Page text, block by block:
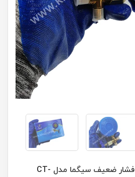
منیفولد سرویس تکی فشار ضعیف سیگما مدل CT-